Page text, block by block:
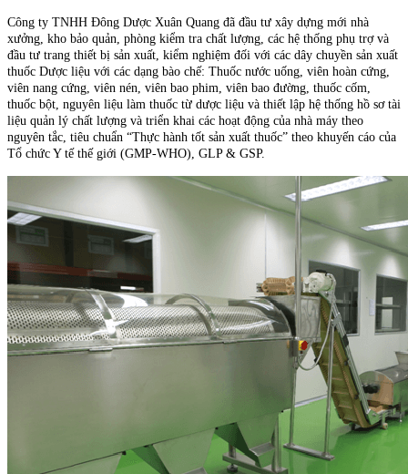
Công ty TNHH Đông Dược Xuân Quang đã đầu tư xây dựng mới nhà
xưởng, kho bảo quản, phòng kiểm tra chất lượng, các hệ thống phụ trợ và
đầu tư trang thiết bị sản xuất, kiểm nghiệm đối với các dây chuyền sản xuất
thuốc Dược liệu với các dạng bào chế: Thuốc nước uống, viên hoàn cứng,
viên nang cứng, viên nén, viên bao phim, viên bao đường, thuốc cốm,
thuốc bột, nguyên liệu làm thuốc từ dược liệu và thiết lập hệ thống hồ sơ tài
liệu quản lý chất lượng và triển khai các hoạt động của nhà máy theo
nguyên tắc, tiêu chuẩn “Thực hành tốt sản xuất thuốc” theo khuyến cáo của
Tổ chức Y tế thế giới (GMP-WHO), GLP & GSP.